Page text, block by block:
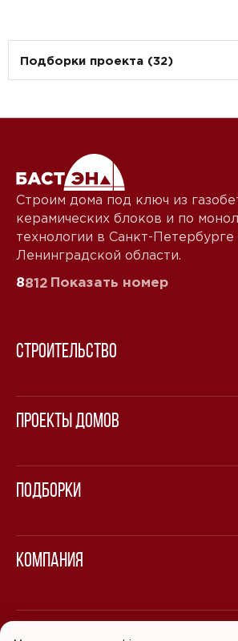
Подборки проекта (32)
Строим дома под ключ из
керамических блоков и по
технологии в Санкт-Петербурге
Ленинградской области.
8812 Показать номер
Строительство
Проекты домов
Подборки
Компания
© 2008 - 2026 ООО "БАСТЭН". Все